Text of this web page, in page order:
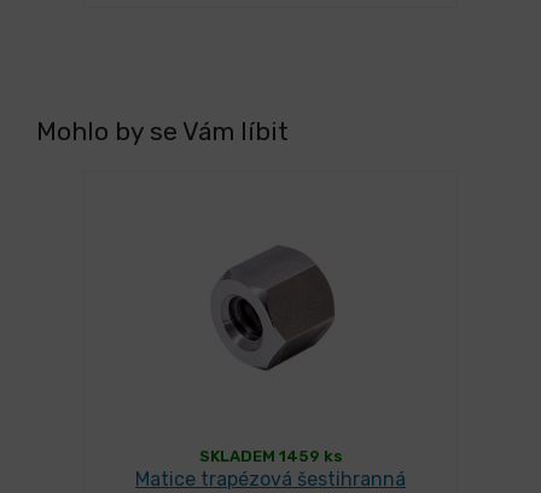
Mohlo by se Vám líbit
SKLADEM 1459 ks
Matice trapézová šestihranná